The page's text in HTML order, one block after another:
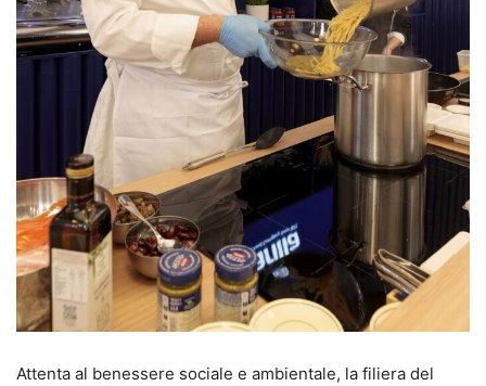
Attenta al benessere sociale e ambientale, la filiera del